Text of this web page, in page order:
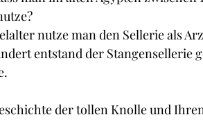
Cakes Cupcakes und Muffins
Sorbet Brot Butter
nutze man den Sellerie als
entstand der
der tollen Knolle und